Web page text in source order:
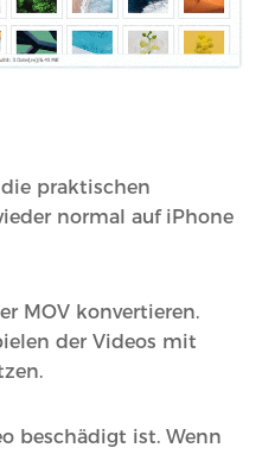
praktischen
normal auf iPhone
MOV konvertieren.
der Videos mit
beschädigt ist. Wenn